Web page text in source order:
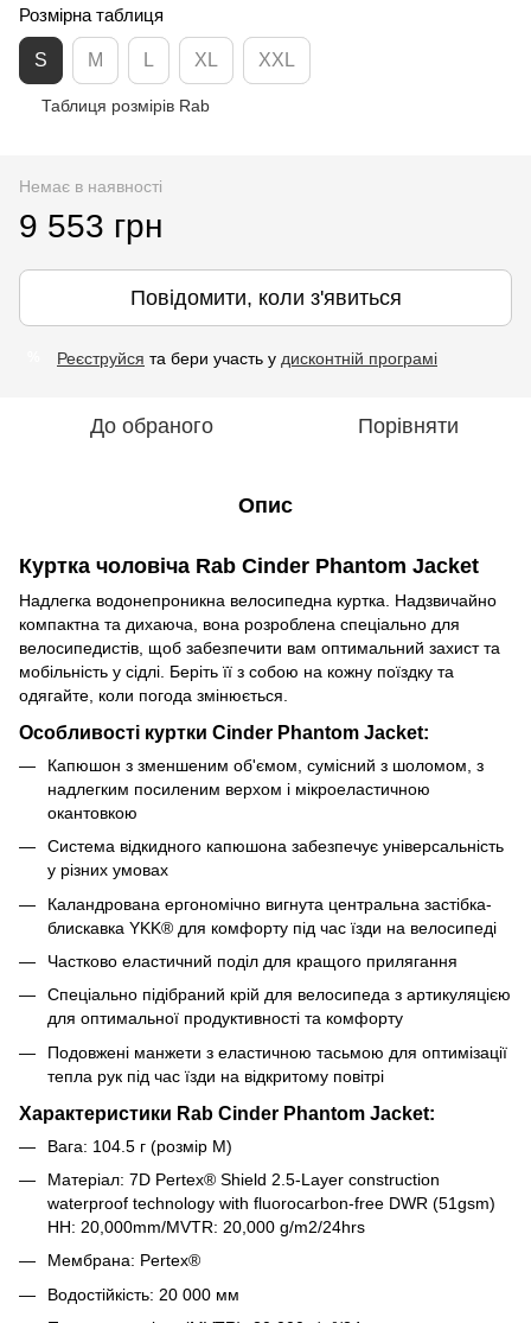
Розмірна таблиця
S M L XL XXL
Таблиця розмірів Rab
Немає в наявності
9 553 грн
Повідомити, коли з'явиться
Реєструйся та бери участь у дисконтній програмі
До обраного Порівняти
Опис
Куртка чоловіча Rab Cinder Phantom Jacket
Надлегка водонепроникна велосипедна куртка. Надзвичайно
компактна та дихаюча, вона розроблена спеціально для
велосипедистів, щоб забезпечити вам оптимальний захист та
мобільність у сідлі. Беріть її з собою на кожну поїздку та
одягайте, коли погода змінюється.
Особливості куртки Cinder Phantom Jacket:
Капюшон з зменшеним об'ємом, сумісний з шоломом, з
надлегким посиленим верхом і мікроеластичною
окантовкою
Система відкидного капюшона забезпечує універсальність
у різних умовах
Каландрована ергономічно вигнута центральна застібка-
блискавка YKK® для комфорту під час їзди на велосипеді
Частково еластичний поділ для кращого прилягання
Спеціально підібраний крій для велосипеда з артикуляцією
для оптимальної продуктивності та комфорту
Подовжені манжети з еластичною тасьмою для оптимізації
тепла рук під час їзди на відкритому повітрі
Характеристики Rab Cinder Phantom Jacket:
Вага: 104.5 г (розмір M)
Матеріал: 7D Pertex® Shield 2.5-Layer construction
waterproof technology with fluorocarbon-free DWR (51gsm)
HH: 20,000mm/MVTR: 20,000 g/m2/24hrs
Мембрана: Pertex®
Водостійкість: 20 000 мм